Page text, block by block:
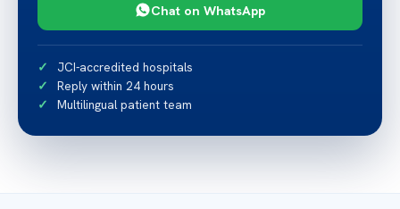
Chat on WhatsApp
JCI-accredited hospitals
Reply within 24 hours
Multilingual patient team